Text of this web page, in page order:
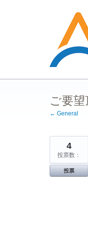
ご要
← General
4
投票数：
投票